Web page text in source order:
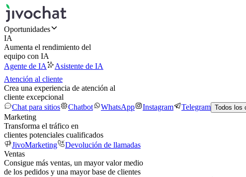
Oportunidades
IA
Aumenta el rendimiento del
equipo con IA
Agente de IA
Asistente de IA
Atención al cliente
Crea una experiencia de atención al
cliente excepcional
Chat para sitios
Chatbot WhatsApp Instagram Telegram Todos los
Marketing
Transforma el tráfico en
clientes potenciales cualificados
JivoMarketing
Devolución de llamadas
Ventas
Consigue más ventas, un mayor valor medio
de los pedidos y una mayor base de clientes